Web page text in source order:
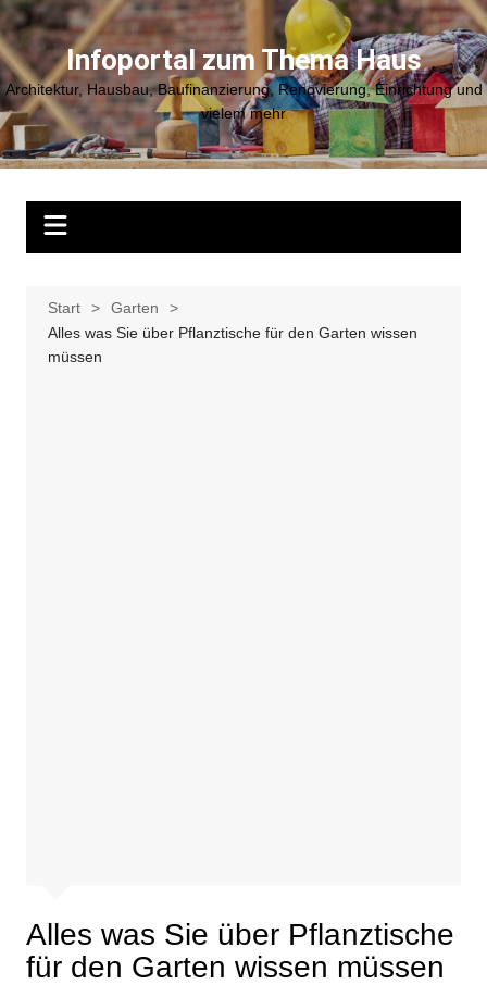
Zum
Inhalt
springenInfoportal zum Thema Haus
Architektur, Hausbau, Baufinanzierung, Renovierung, Einrichtung und
vielem mehr
Start
Garten
Alles was Sie über Pflanztische für den Garten wissen
müssen
Alles was Sie über Pflanztische
für den Garten wissen müssen